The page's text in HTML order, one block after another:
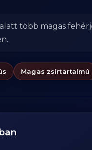
több magas
Magas zsírtartalmú